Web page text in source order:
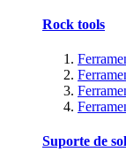
Rock tools
Suporte de